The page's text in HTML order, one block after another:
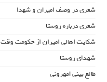
شعری در وصف امیران و شهدا
شعری درباره روستا
شکایت اهالی امیران از حکومت وقت
شهدای روستا
طالع بینی امهرونی